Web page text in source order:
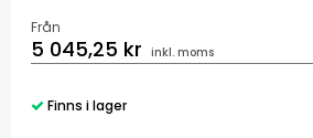
Från
5 045,25 kr inkl. moms
Finns i lager